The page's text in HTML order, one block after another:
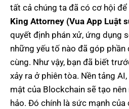
tất cả chúng ta đã có cơ hội
King Attorney (Vua App Luật
quyết định phán xử, ứng dụng
những yếu tố nào đã góp
cùng. Như vậy, bạn đã biết
xảy ra ở phiên tòa. Nền tảng
mật của Blockchain sẽ tạo
hảo. Đó chính là sức mạnh của